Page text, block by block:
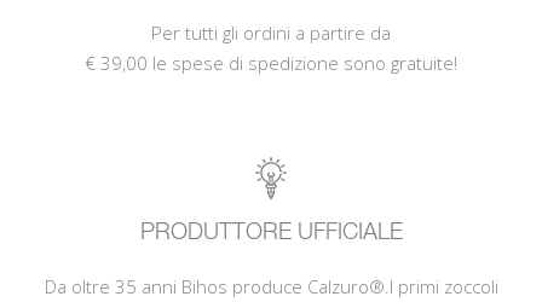
Per tutti gli ordini a partire da
€ 39,00 le spese di spedizione sono gratuite!
PRODUTTORE UFFICIALE
Da oltre 35 anni Bihos produce Calzuro®.I primi zoccoli